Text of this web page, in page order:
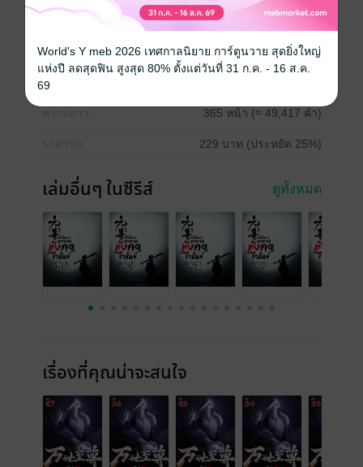
อภินิหารทายาทมังกรจอมราชัน
ประเภทไฟล์ pdf, epub(สารบัญ)
วันที่วางขาย
365 หน้า (≈ 49,417 คำ)
229 บาท (ประหยัด 25%)
เล่มอื่นๆ ในซีรีส์ ดูทั้งหมด
เรื่องที่คุณน่าจะสนใจ
World's Y meb 2026 เทศกาลนิยาย การ์ตูนวาย สุดยิ่งใหญ่
แห่งปี ลดสุดฟิน สูงสุด 80% ตั้งแต่วันที่ 31 ก.ค. - 16 ส.ค.
69